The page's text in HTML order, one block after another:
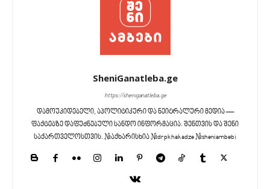
SheniGanatleba.ge
https://sheniganatleba.ge
დამოუკიდებელი, აპოლიტიკური და ნეიტრალური მედია —
ფაქტებზე დაფუძნებული სანდო ინფორმაცია. შენთვის და შენი
საქართველოსთვის. #აქხარისხია #drpkhakadze #sheniambebi